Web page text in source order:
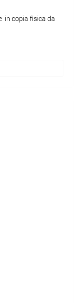
in copia fisica da